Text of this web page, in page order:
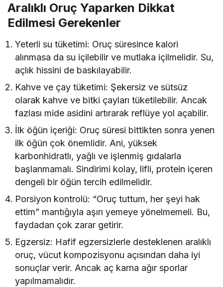
Aralıklı Oruç Yaparken Dikkat
Edilmesi Gerekenler
Yeterli su tüketimi: Oruç süresince kalori
alınmasa da su içilebilir ve mutlaka içilmelidir. Su,
açlık hissini de baskılayabilir.
Kahve ve çay tüketimi: Şekersiz ve sütsüz
olarak kahve ve bitki çayları tüketilebilir. Ancak
fazlası mide asidini artırarak reflüye yol açabilir.
İlk öğün içeriği: Oruç süresi bittikten sonra yenen
ilk öğün çok önemlidir. Ani, yüksek
karbonhidratlı, yağlı ve işlenmiş gıdalarla
başlanmamalı. Sindirimi kolay, lifli, protein içeren
dengeli bir öğün tercih edilmelidir.
Porsiyon kontrolü: “Oruç tuttum, her şeyi hak
ettim” mantığıyla aşırı yemeye yönelmemeli. Bu,
faydadan çok zarar getirir.
Egzersiz: Hafif egzersizlerle desteklenen aralıklı
oruç, vücut kompozisyonu açısından daha iyi
sonuçlar verir. Ancak aç karna ağır sporlar
yapılmamalıdır.